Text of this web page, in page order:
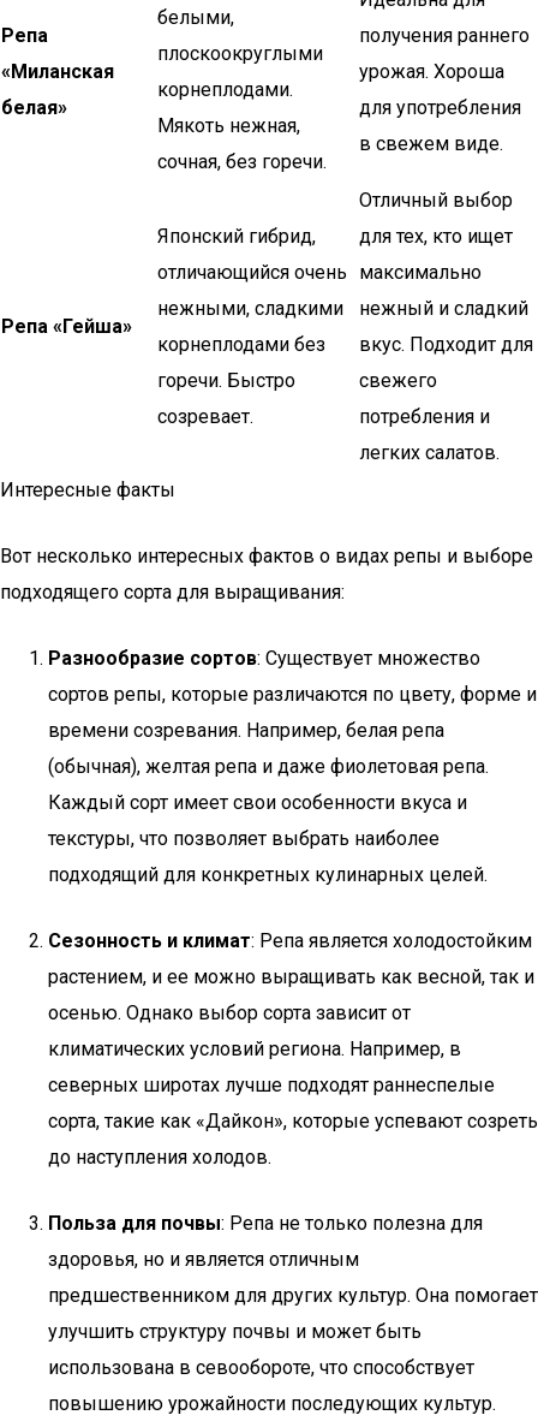
Репа
«Миланская
белая»
белыми,
плоскоокруглыми
корнеплодами.
Мякоть нежная,
сочная, без горечи.
получения раннего
урожая. Хороша
для употребления
в свежем виде.
Репа «Гейша»
Японский гибрид,
отличающийся очень
нежными, сладкими
корнеплодами без
горечи. Быстро
созревает.
Отличный выбор
для тех, кто ищет
максимально
нежный и сладкий
вкус. Подходит для
свежего
потребления и
легких салатов.
Интересные факты
Вот несколько интересных фактов о видах репы и выборе
подходящего сорта для выращивания:
Разнообразие сортов: Существует множество
сортов репы, которые различаются по цвету, форме и
времени созревания. Например, белая репа
(обычная), желтая репа и даже фиолетовая репа.
Каждый сорт имеет свои особенности вкуса и
текстуры, что позволяет выбрать наиболее
подходящий для конкретных кулинарных целей.
Сезонность и климат: Репа является холодостойким
растением, и ее можно выращивать как весной, так и
осенью. Однако выбор сорта зависит от
климатических условий региона. Например, в
северных широтах лучше подходят раннеспелые
сорта, такие как «Дайкон», которые успевают созреть
до наступления холодов.
Польза для почвы: Репа не только полезна для
здоровья, но и является отличным
предшественником для других культур. Она помогает
улучшить структуру почвы и может быть
использована в севообороте, что способствует
повышению урожайности последующих культур.